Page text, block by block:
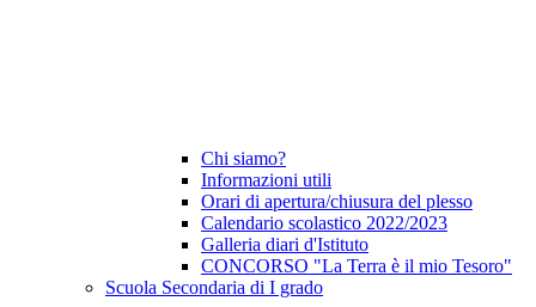
Chi siamo?
Informazioni utili
Orari di apertura/chiusura del plesso
Calendario scolastico 2022/2023
Galleria diari d'Istituto
CONCORSO "La Terra è il mio Tesoro"
Scuola Secondaria di I grado